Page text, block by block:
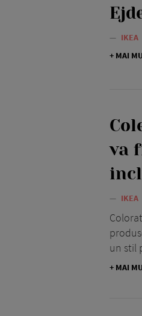
— IKEA
+ MAI
va
— IKEA
un stil
+ MAI